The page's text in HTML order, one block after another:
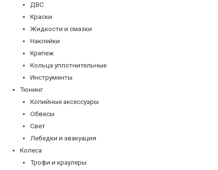
ДВС
Краски
Жидкости и смазки
Наклейки
Крепеж
Кольца уплотнительные
Инструменты
Тюнинг
Копийные аксессуары
Обвесы
Свет
Лебедки и эвакуация
Колеса
Трофи и краулеры